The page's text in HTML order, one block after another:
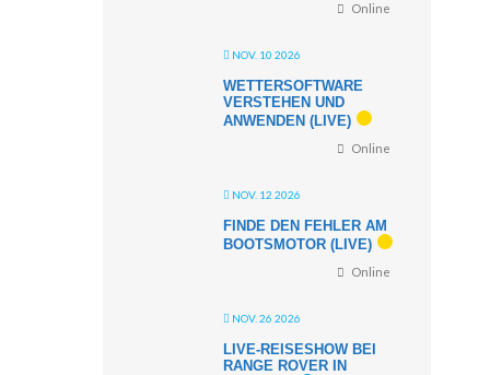
Online
NOV. 10 2026
WETTERSOFTWARE
VERSTEHEN UND
ANWENDEN (LIVE)
Online
NOV. 12 2026
FINDE DEN FEHLER AM
BOOTSMOTOR (LIVE)
Online
NOV. 26 2026
LIVE-REISESHOW BEI
RANGE ROVER IN